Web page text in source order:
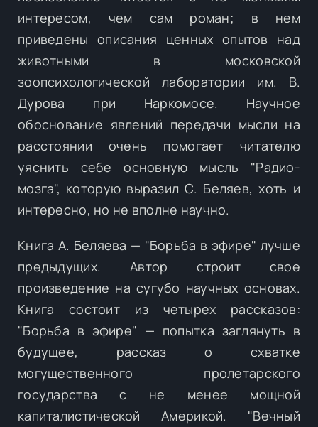
интересом, чем сам роман; в нем
приведены описания ценных опытов над
животными в московской
зоопсихологической лаборатории им. В.
Дурова при Наркомосе. Научное
обоснование явлений передачи мысли на
расстоянии очень помогает читателю
уяснить себе основную мысль "Радио-
мозга", которую выразил С. Беляев, хоть и
интересно, но не вполне научно.
Книга А. Беляева — "Борьба в эфире" лучше
предыдущих. Автор строит свое
произведение на сугубо научных основах.
Книга состоит из четырех рассказов:
"Борьба в эфире" — попытка заглянуть в
будущее, рассказ о схватке
могущественного пролетарского
государства с не менее мощной
капиталистической Америкой. "Вечный